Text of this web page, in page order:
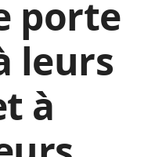
porte
leurs
à